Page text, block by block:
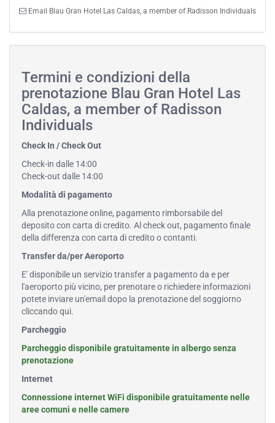
Email Blau Gran Hotel Las Caldas, a member of Radisson Individuals
Termini e condizioni della
prenotazione Blau Gran Hotel Las
Caldas, a member of Radisson
Individuals
Check In / Check Out
Check-in dalle 14:00
Check-out dalle 14:00
Modalità di pagamento
Alla prenotazione online, pagamento rimborsabile del
deposito con carta di credito. Al check out, pagamento finale
della differenza con carta di credito o contanti.
Transfer da/per Aeroporto
E' disponibile un servizio transfer a pagamento da e per
l'aeroporto più vicino, per prenotare o richiedere informazioni
potete inviare un'email dopo la prenotazione del soggiorno
cliccando qui.
Parcheggio
Parcheggio disponibile gratuitamente in albergo senza
prenotazione
Internet
Connessione internet WiFi disponibile gratuitamente nelle
aree comuni e nelle camere